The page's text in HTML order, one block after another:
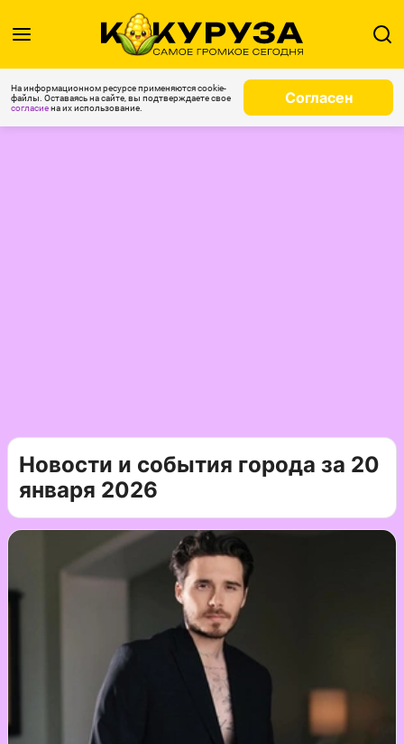
На информационном ресурсе применяются cookie-
файлы. Оставаясь на сайте, вы подтверждаете свое
согласиена их использование.
Согласен
Новости и события города за 20
января 2026